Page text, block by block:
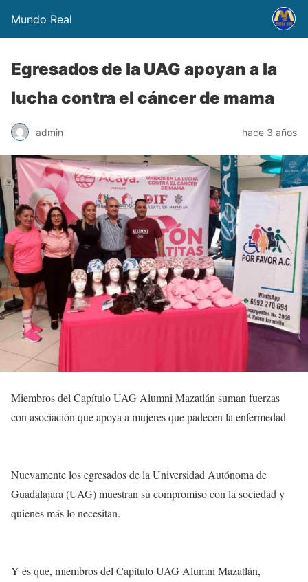
Mundo Real
Egresados de la UAG apoyan a la
lucha contra el cáncer de mama
admin hace 3 años
Miembros del Capítulo UAG Alumni Mazatlán suman fuerzas
con asociación que apoya a mujeres que padecen la enfermedad
Nuevamente los egresados de la Universidad Autónoma de
Guadalajara (UAG) muestran su compromiso con la sociedad y
quienes más lo necesitan.
Y es que, miembros del Capítulo UAG Alumni Mazatlán,